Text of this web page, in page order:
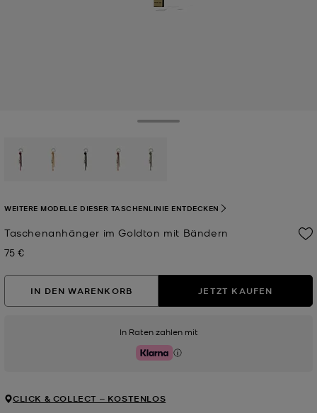
Taschenanhänger im Goldton mit Bändern
Jetzt
75 €
WEITERE MODELLE DIESER TASCHENLINIE ENTDECKEN
IN DEN WARENKORB JETZT KAUFEN
In Raten zahlen mit
Klarna
CLICK & COLLECT ‒ KOSTENLOS